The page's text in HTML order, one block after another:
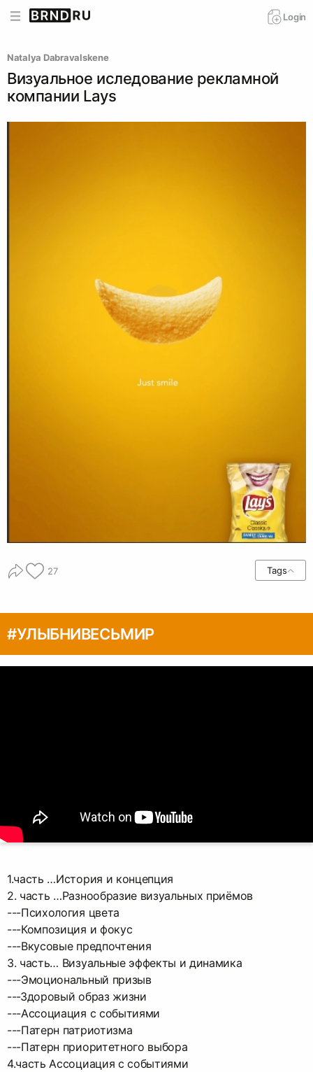
Login
Natalya Dabravalskene
Визуальное иследование рекламной
компании Lays
27 Tags
#УЛЫБНИВЕСЬМИР
1.часть …История и концепция
2. часть …Разнообразие визуальных приёмов
---Психология цвета
---Композиция и фокус
---Вкусовые предпочтения
3. часть… Визуальные эффекты и динамика
---Эмоциональный призыв
---Здоровый образ жизни
---Ассоциация с событиями
---Патерн патриотизма
---Патерн приоритетного выбора
4.часть Ассоциация с событиями